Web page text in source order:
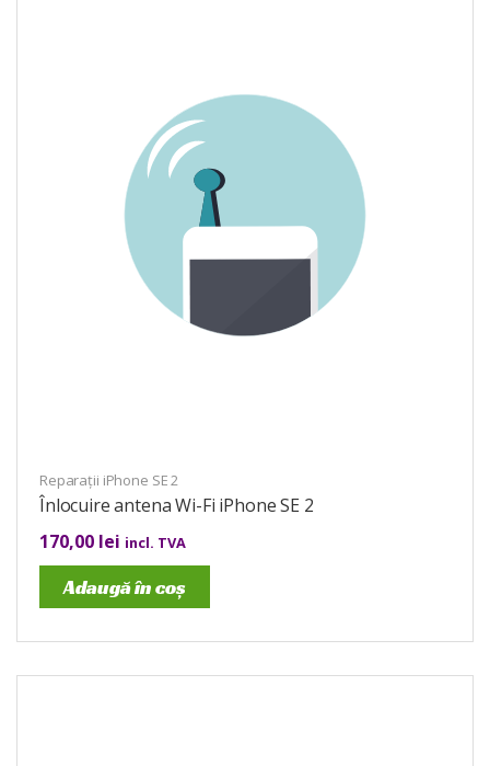
Reparații iPhone SE 2
Înlocuire antena Wi-Fi iPhone SE 2
170,00 lei incl. TVA
Adaugă în coș